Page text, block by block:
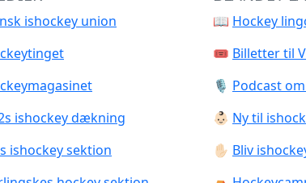
ishockey union
ishockey dækning
ishockey sektion
📖 Hockey
🎟️ Billetter til
🎙️ Podcast
👶🏻 Ny til
✋🏻 Bliv